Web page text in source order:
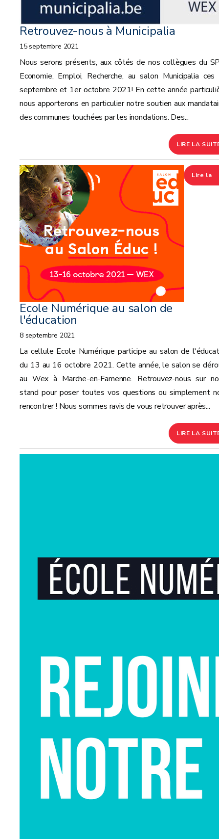
Retrouvez-nous à Municipalia
15 septembre 2021
Nous serons présents, aux côtés de nos collègues du
Economie, Emploi, Recherche, au salon Municipalia
septembre et 1er octobre 2021! En cette année
nous apporterons en particulier notre soutien aux
des communes touchées par les inondations. Des...
LIRE LA
Lire la
Ecole Numérique au salon de
l'éducation
8 septembre 2021
La cellule Ecole Numérique participe au salon de
du 13 au 16 octobre 2021. Cette année, le salon se
au Wex à Marche-en-Famenne. Retrouvez-nous sur
stand pour poser toutes vos questions ou simplement
rencontrer ! Nous sommes ravis de vous retrouver après...
LIRE LA